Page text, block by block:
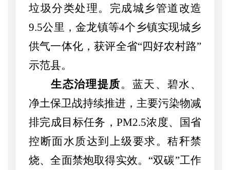
垃圾分类处理。 完成城乡管道改造
9.5公里，金龙镇等4个乡镇实现城乡
供气一体化，获评全省“四好农村路”
示范县。
生态治理提质。蓝天、碧水、
净土保卫战持续推进，主要污染物减
排完成目标任务，PM2.5浓度、国省
控断面水质达到上级要求。秸秆禁
烧、全面禁炮取得实效。“双碳”工作